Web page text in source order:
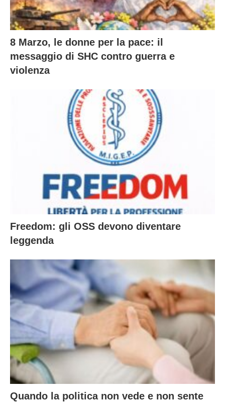
8 Marzo, le donne per la pace: il
messaggio di SHC contro guerra e
violenza
Freedom: gli OSS devono diventare
leggenda
Quando la politica non vede e non sente